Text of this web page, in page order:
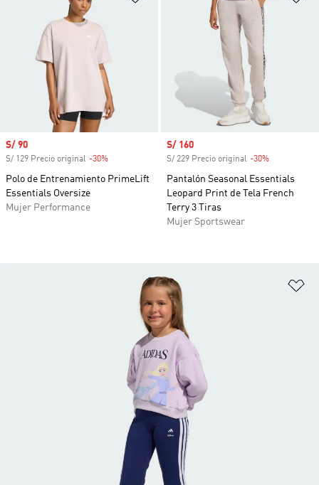
Precio de venta
S/ 90
S/ 129 Precio original -30%
Polo de Entrenamiento PrimeLift
Essentials Oversize
Mujer Performance
Precio de venta
S/ 160
S/ 229 Precio original -30%
Pantalón Seasonal Essentials
Leopard Print de Tela French
Terry 3 Tiras
Mujer Sportswear